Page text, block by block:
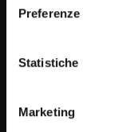
Preferenze
Statistiche
Marketing